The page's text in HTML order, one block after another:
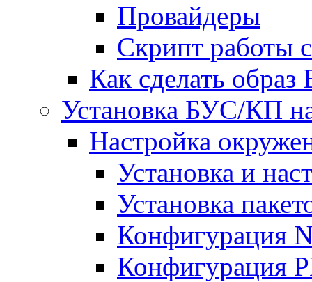
Провайдеры
Скрипт работы
Как сделать
Установка БУС/КП
Настройка
Установка и
Установка
Конфигурация
Конфигурация